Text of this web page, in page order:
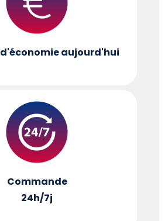
d'économie aujourd'hui
Commande
24h/7j